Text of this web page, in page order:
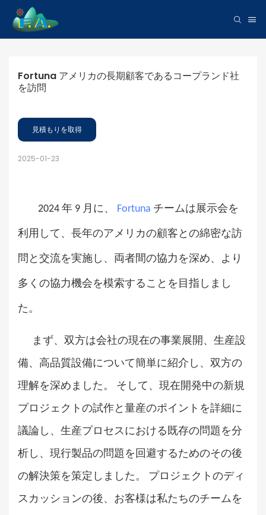
Fortuna アメリカの長期顧客であるコープランド社
を訪問
見積もりを取得
2025-01-23
2024 年 9 月に、 Fortuna チームは展示会を
利用して、長年のアメリカの顧客との綿密な訪
問と交流を実施し、両者間の協力を深め、より
多くの協力機会を模索することを目指しまし
た。
まず、双方は会社の現在の事業展開、生産設
備、高品質設備について簡単に紹介し、双方の
理解を深めました。 そして、現在開発中の新規
プロジェクトの試作と量産のポイントを詳細に
議論し、生産プロセスにおける既存の問題を分
析し、現行製品の問題を回避するためのその後
の解決策を策定しました。 プロジェクトのディ
スカッションの後、お客様は私たちのチームを